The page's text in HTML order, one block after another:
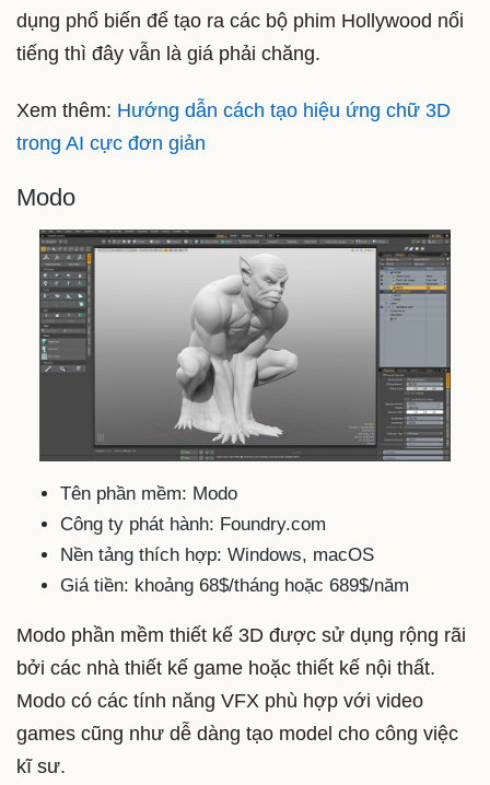
dụng phổ biến để tạo ra các bộ phim Hollywood nổi
tiếng thì đây vẫn là giá phải chăng.
Xem thêm: Hướng dẫn cách tạo hiệu ứng chữ 3D
trong AI cực đơn giản
Modo
Tên phần mềm: Modo
Công ty phát hành: Foundry.com
Nền tảng thích hợp: Windows, macOS
Giá tiền: khoảng 68$/tháng hoặc 689$/năm
Modo phần mềm thiết kế 3D được sử dụng rộng rãi
bởi các nhà thiết kế game hoặc thiết kế nội thất.
Modo có các tính năng VFX phù hợp với video
games cũng như dễ dàng tạo model cho công việc
kĩ sư.